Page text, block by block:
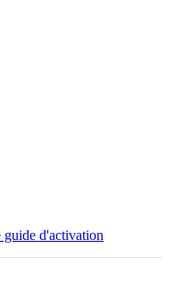
guide d'activation